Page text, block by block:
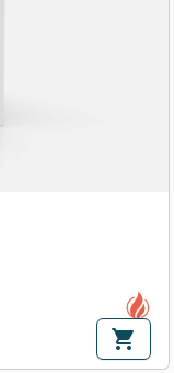
shopping_cart